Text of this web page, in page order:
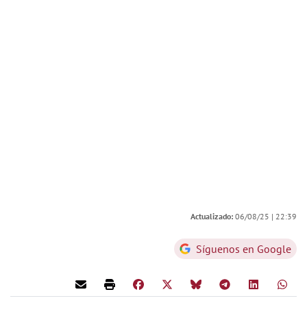
Actualizado: 06/08/25 | 22:39
Síguenos en Google